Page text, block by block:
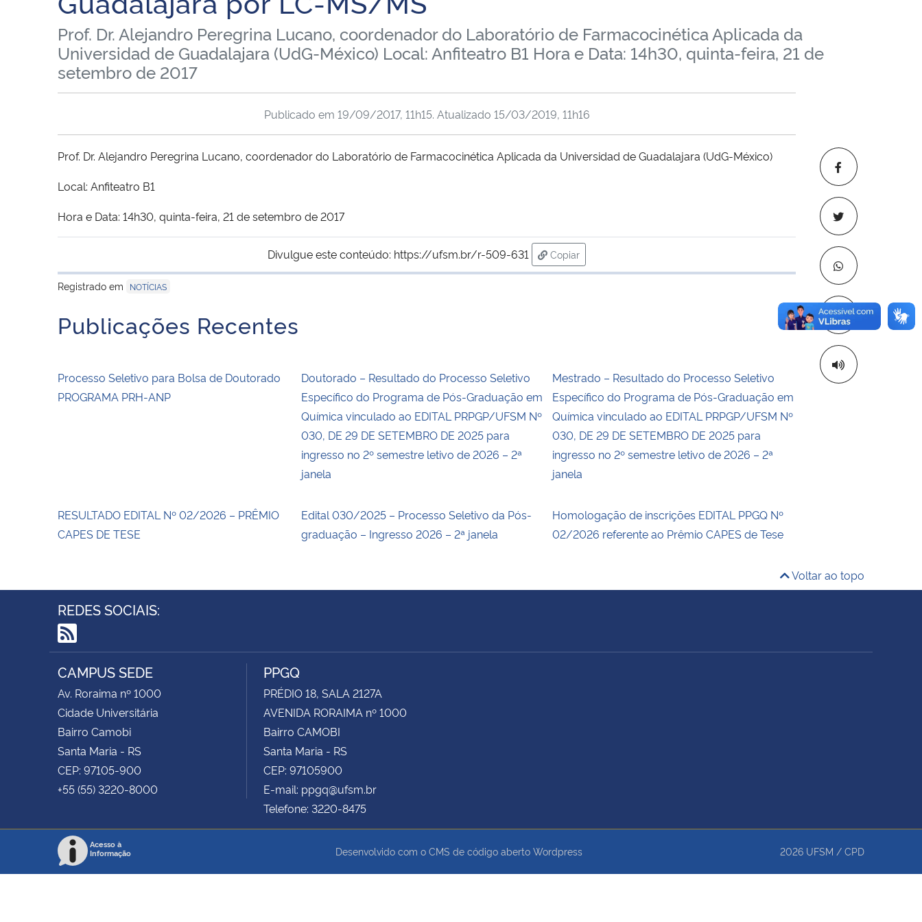
Prof. Dr. Alejandro Peregrina Lucano, coordenador do Laboratório de Farmacocinética Aplicada da
Universidad de Guadalajara (UdG-México) Local: Anfiteatro B1 Hora e Data: 14h30, quinta-feira, 21 de
setembro de 2017
Copiar para
Publicado em 19/09/2017, 11h15. Atualizado 15/03/2019, 11h16
Prof. Dr. Alejandro Peregrina Lucano, coordenador do Laboratório de Farmacocinética Aplicada da Universidad de Guadalajara (UdG-México)
Local: Anfiteatro B1
Hora e Data: 14h30, quinta-feira, 21 de setembro de 2017
Divulgue este conteúdo: https://ufsm.br/r-509-631
Copiar
para área de transferência
Registrado em
NOTÍCIAS
Publicações Recentes
Processo Seletivo para Bolsa de Doutorado
PROGRAMA PRH-ANP
Doutorado – Resultado do Processo Seletivo
Específico do Programa de Pós-Graduação em
Química vinculado ao EDITAL PRPGP/UFSM Nº
030, DE 29 DE SETEMBRO DE 2025 para
ingresso no 2º semestre letivo de 2026 – 2ª
janela
Mestrado – Resultado do Processo Seletivo
Específico do Programa de Pós-Graduação em
Química vinculado ao EDITAL PRPGP/UFSM Nº
030, DE 29 DE SETEMBRO DE 2025 para
ingresso no 2º semestre letivo de 2026 – 2ª
janela
RESULTADO EDITAL Nº 02/2026 – PRÊMIO
CAPES DE TESE
Edital 030/2025 – Processo Seletivo da Pós-
graduação – Ingresso 2026 – 2ª janela
Homologação de inscrições EDITAL PPGQ Nº
02/2026 referente ao Prêmio CAPES de Tese
Voltar ao topo
REDES SOCIAIS:
RSS
CAMPUS SEDE
Av. Roraima nº 1000
Cidade Universitária
Bairro Camobi
Santa Maria - RS
CEP: 97105-900
+55 (55) 3220-8000
PPGQ
PRÉDIO 18, SALA 2127A
AVENIDA RORAIMA nº 1000
Bairro CAMOBI
Santa Maria - RS
CEP: 97105900
E-mail: ppgq@ufsm.br
Telefone: 3220-8475
Acesso à
Informação
Desenvolvido com o CMS de código aberto Wordpress 2026 UFSM / CPD